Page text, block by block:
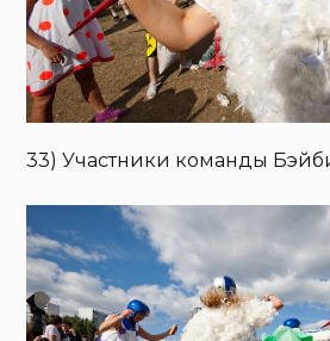
33) Участники команды